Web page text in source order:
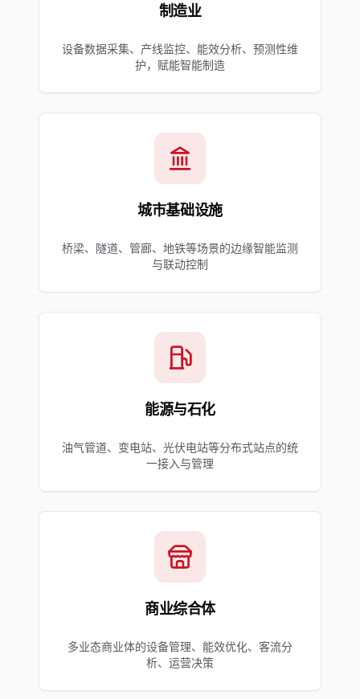
制造业
设备数据采集、产线监控、能效分析、预测性维
护，赋能智能制造
城市基础设施
桥梁、隧道、管廊、地铁等场景的边缘智能监测
与联动控制
能源与石化
油气管道、变电站、光伏电站等分布式站点的统
一接入与管理
商业综合体
多业态商业体的设备管理、能效优化、客流分
析、运营决策